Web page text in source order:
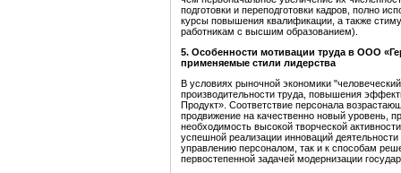
подготовки и переподготовки кадров, полно
курсы повышения квалификации, а также
работникам с высшим образованием).
5. Особенности мотивации труда в ООО
применяемые стили лидерства
В условиях рыночной экономики
производительности труда, повышения
Продукт». Соответствие персонала
продвижение на качественно новый уровень,
необходимость высокой творческой
успешной реализации инноваций
управлению персоналом, так и к способам
первостепенной задачей модернизации